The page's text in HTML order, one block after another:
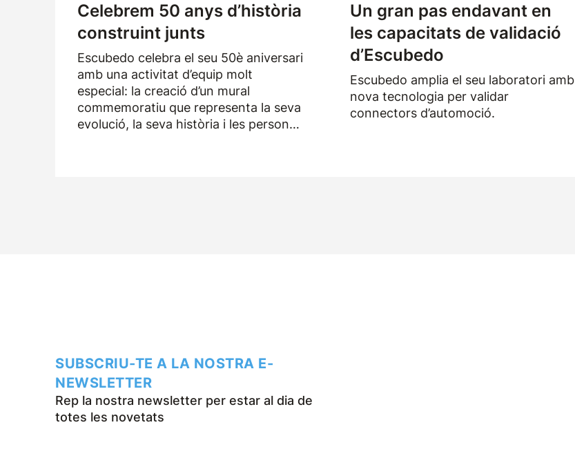
Celebrem 50 anys d’història
construint junts
Escubedo celebra el seu 50è aniversari
amb una activitat d’equip molt
especial: la creació d’un mural
commemoratiu que representa la seva
evolució, la seva història i les persones
Un gran pas endavant en
les capacitats de validació
d’Escubedo
Escubedo amplia el seu laboratori amb
nova tecnologia per validar
connectors d’automoció.
SUBSCRIU-TE A LA NOSTRA E-
NEWSLETTER
Rep la nostra newsletter per estar al dia de
totes les novetats